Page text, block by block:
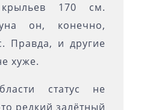
170 см.
он, конечно,
Правда, и другие
хуже.
статус не
редкий залётный